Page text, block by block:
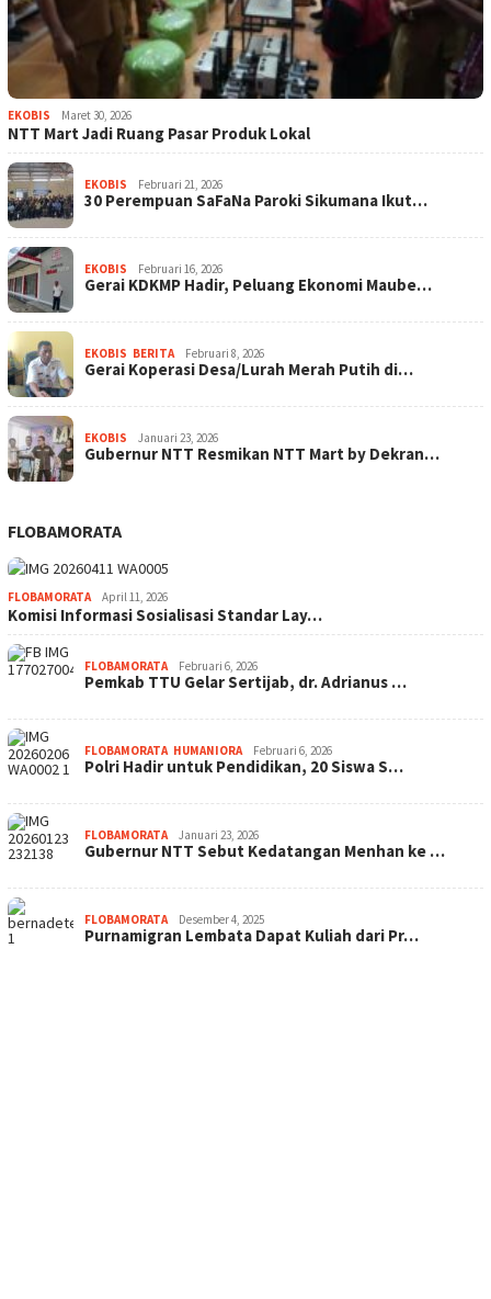
EKOBIS Maret 30, 2026
NTT Mart Jadi Ruang Pasar Produk Lokal
EKOBIS Februari 21, 2026
30 Perempuan SaFaNa Paroki Sikumana Ikut…
EKOBIS Februari 16, 2026
Gerai KDKMP Hadir, Peluang Ekonomi Maube…
EKOBIS BERITA Februari 8, 2026
Gerai Koperasi Desa/Lurah Merah Putih di…
EKOBIS Januari 23, 2026
Gubernur NTT Resmikan NTT Mart by Dekran…
FLOBAMORATA
FLOBAMORATA April 11, 2026
Komisi Informasi Sosialisasi Standar Lay…
FLOBAMORATA Februari 6, 2026
Pemkab TTU Gelar Sertijab, dr. Adrianus …
FLOBAMORATA, HUMANIORA Februari 6, 2026
Polri Hadir untuk Pendidikan, 20 Siswa S…
FLOBAMORATA Januari 23, 2026
Gubernur NTT Sebut Kedatangan Menhan ke …
FLOBAMORATA Desember 4, 2025
Purnamigran Lembata Dapat Kuliah dari Pr…